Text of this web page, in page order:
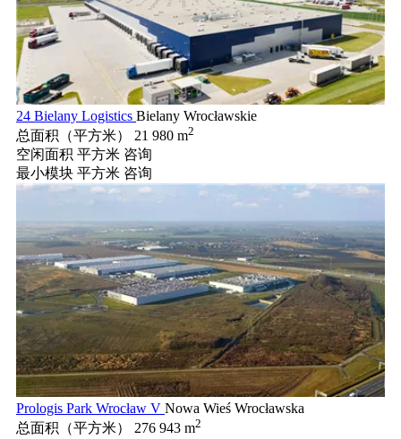
24 Bielany Logistics Bielany Wrocławskie
总面积（平方米）
21 980 m2
空闲面积 平方米 咨询
最小模块 平方米 咨询
Prologis Park Wrocław V Nowa Wieś Wrocławska
总面积（平方米）
276 943 m2